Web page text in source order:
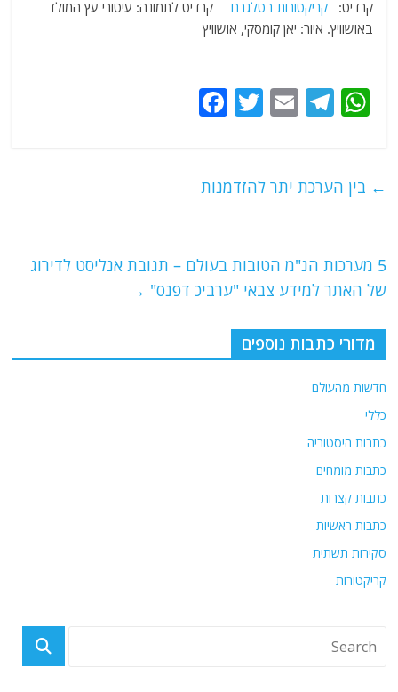
קרדיט:קריקטורות בטלגרם קרדיט לתמונה: עיטורי עץ המולד
באושוויץ. איור: יאן קומסקי, אושוויץ
W
s
p
T
g
E
l
T
er
o
k
← בין הערכת יתר להזדמנות
5 מערכות הנ"מ הטובות בעולם – תגובת אנליסט לדירוג
של האתר למידע צבאי "ערביכ דפנס" →
מדורי כתבות נוספים
חדשות מהעולם
כללי
כתבות היסטוריה
כתבות מומחים
כתבות קצרות
כתבות ראשיות
סקירות תשתית
קריקטורות